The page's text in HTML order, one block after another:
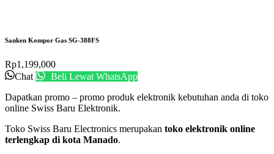
Sanken Kompor Gas SG-388FS
Rp1,199,000
Chat
Beli Lewat WhatsApp
Dapatkan promo – promo produk elektronik kebutuhan anda di toko
online Swiss Baru Elektronik.
Toko Swiss Baru Electronics merupakan toko elektronik online
terlengkap di kota Manado.